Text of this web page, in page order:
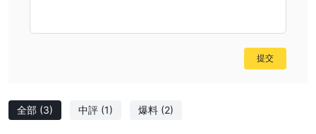
BitProfit 聘請第三方公司根據 PEP 和製裁名單檢查用戶並評
估用戶加密貨幣錢包。基於這些政策和程序，BitProfit 似乎
P2P
全部 (3) 中評 (1) 爆料 (2)
提交